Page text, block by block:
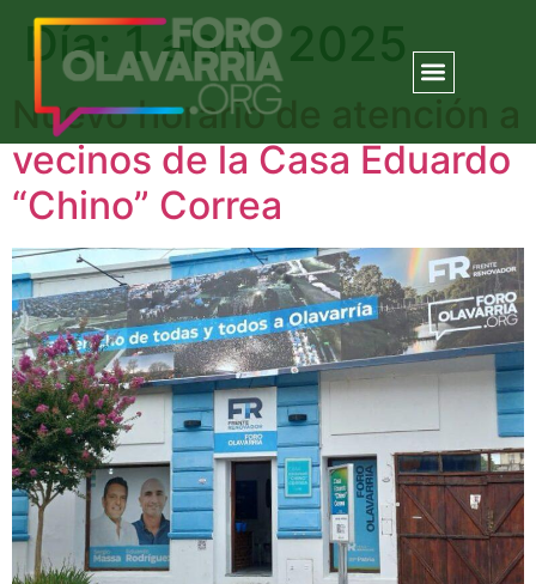
Día:1 abril, 2025
Nuevo horario de atención a
vecinos de la Casa Eduardo
“Chino” Correa